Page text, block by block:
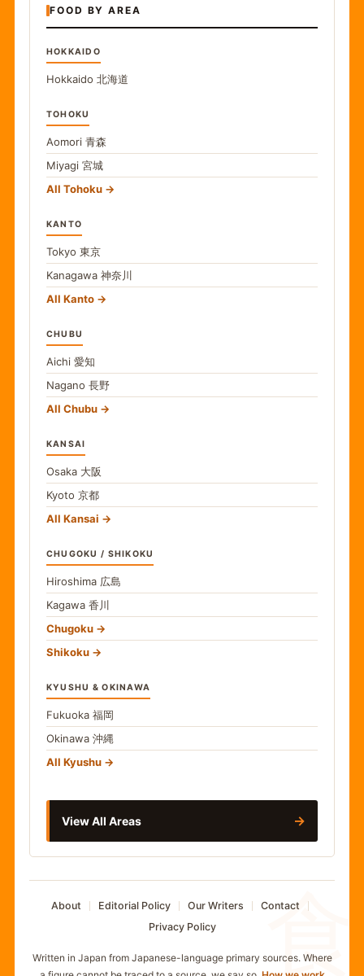
食
FOOD BY AREA
HOKKAIDO
Hokkaido 北海道
TOHOKU
Aomori 青森
Miyagi 宮城
All Tohoku
KANTO
Tokyo 東京
Kanagawa 神奈川
All Kanto
CHUBU
Aichi 愛知
Nagano 長野
All Chubu
KANSAI
Osaka 大阪
Kyoto 京都
All Kansai
CHUGOKU / SHIKOKU
Hiroshima 広島
Kagawa 香川
Chugoku
Shikoku
KYUSHU & OKINAWA
Fukuoka 福岡
Okinawa 沖縄
All Kyushu
View All Areas →
About Editorial Policy Our Writers
Contact
Privacy Policy
Written in Japan from Japanese-language primary sources. Where